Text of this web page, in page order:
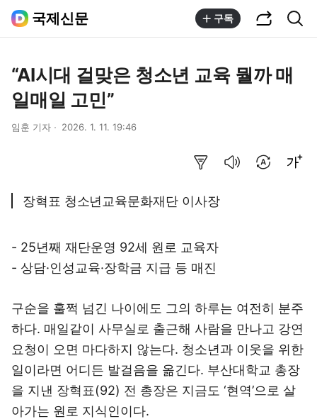
국제신문 구독
“AI시대 걸맞은 청소년 교육 뭘까 매
일매일 고민”
임훈 기자 2026. 1. 11. 19:46
장혁표 청소년교육문화재단 이사장
- 25년째 재단운영 92세 원로 교육자
- 상담·인성교육·장학금 지급 등 매진
구순을 훌쩍 넘긴 나이에도 그의 하루는 여전히 분주
하다. 매일같이 사무실로 출근해 사람을 만나고 강연
요청이 오면 마다하지 않는다. 청소년과 이웃을 위한
일이라면 어디든 발걸음을 옮긴다. 부산대학교 총장
을 지낸 장혁표(92) 전 총장은 지금도 ‘현역’으로 살
아가는 원로 지식인이다.